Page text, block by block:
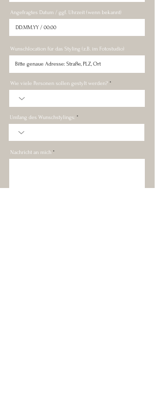
Angefragtes Datum / ggf. Uhrzeit (wenn bekannt)
Wunschlocation für das Styling (z.B. im Fotostudio)
Wie viele Personen sollen gestylt werden?
Umfang des Wunschstylings:
Nachricht an mich